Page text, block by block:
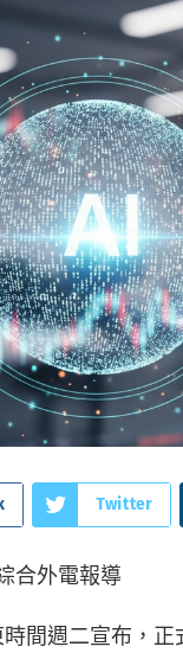
Twitter
合外電報導
間週二宣布，